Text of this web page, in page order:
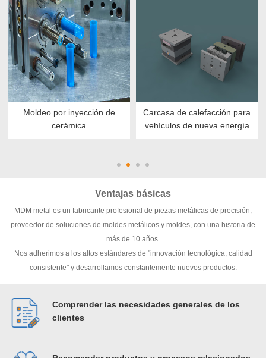
Moldeo por inyección de
cerámica
Carcasa de calefacción para
vehículos de nueva energía
Ventajas básicas
MDM metal es un fabricante profesional de piezas metálicas de precisión,
proveedor de soluciones de moldes metálicos y moldes, con una historia de
más de 10 años.
Nos adherimos a los altos estándares de "innovación tecnológica, calidad
consistente" y desarrollamos constantemente nuevos productos.
Comprender las necesidades generales de los
clientes